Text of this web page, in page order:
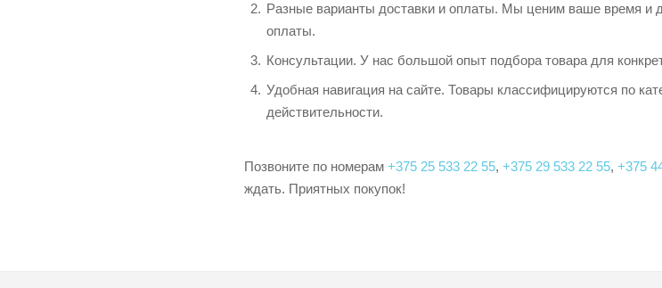
Разные варианты доставки и оплаты. Мы ценим ваше время и
оплаты.
Консультации. У нас большой опыт подбора товара для
Удобная навигация на сайте. Товары классифицируются по
действительности.
Позвоните по номерам +375 25 533 22 55, +375 29 533 22 55, +375
ждать. Приятных покупок!